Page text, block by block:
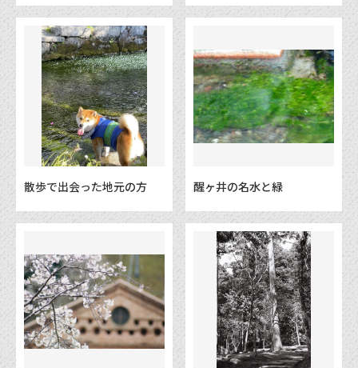
散歩で出会った地元の方 醒ヶ井の名水と緑